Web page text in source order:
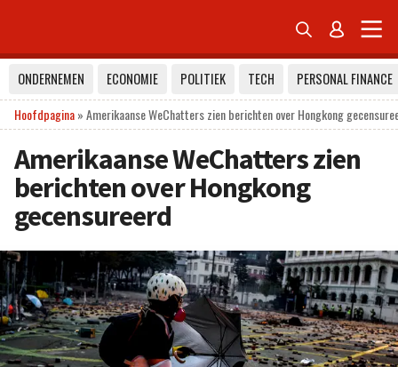
 
ONDERNEMEN ECONOMIE POLITIEK TECH
PERSONAL FINANCE
Hoofdpagina»Amerikaanse WeChatters zien berichten over Hongkong
Amerikaanse WeChatters zien
berichten over Hongkong
gecensureerd